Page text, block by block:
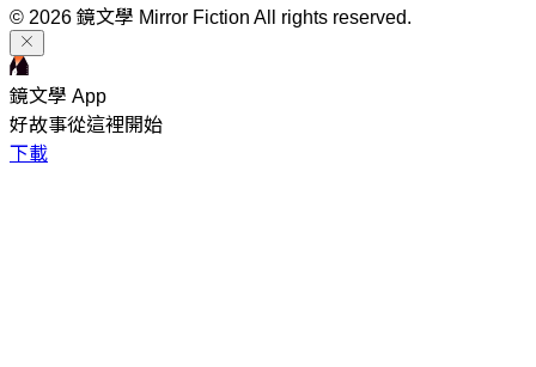
© 2026 鏡文學 Mirror Fiction All rights reserved.
鏡文學 App
好故事從這裡開始
下載